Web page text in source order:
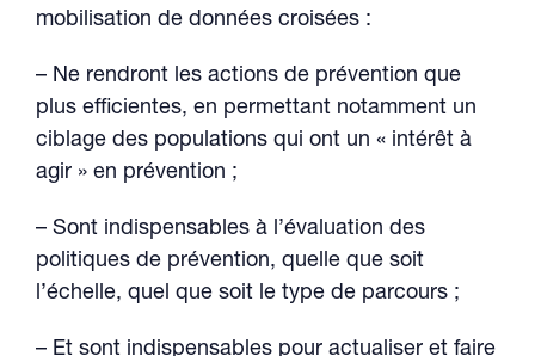
mobilisation de données croisées :
– Ne rendront les actions de prévention que
plus efficientes, en permettant notamment un
ciblage des populations qui ont un « intérêt à
agir » en prévention ;
– Sont indispensables à l’évaluation des
politiques de prévention, quelle que soit
l’échelle, quel que soit le type de parcours ;
– Et sont indispensables pour actualiser et faire